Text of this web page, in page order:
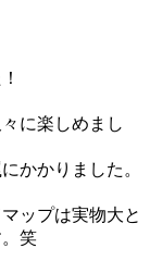
に楽しめまし
かかりました。
ップは実物大と
笑